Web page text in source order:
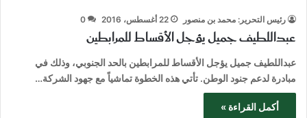
رئيس التحرير: محمد بن منصور 22 أغسطس، 2016 0
عبداللطيف جميل يؤجل الأقساط للمرابطين
عبداللطيف جميل يؤجل الأقساط للمرابطين بالحد الجنوبي، وذلك في
مبادرة لدعم جنود الوطن. تأتي هذه الخطوة تماشياً مع جهود الشركة…
أكمل القراءة »